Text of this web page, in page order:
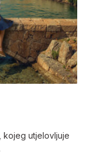
kojeg utjelovljuje